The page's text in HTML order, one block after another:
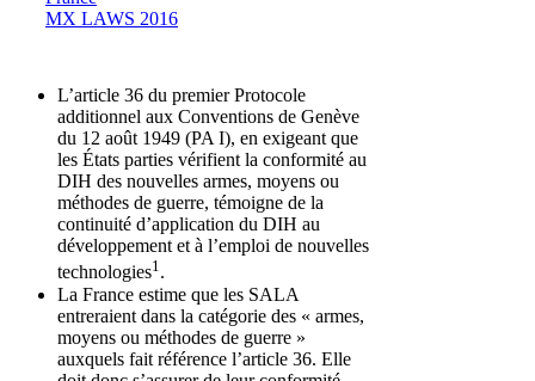
MX LAWS 2016
L’article 36 du premier Protocole
additionnel aux Conventions de Genève
du 12 août 1949 (PA I), en exigeant que
les États parties vérifient la conformité au
DIH des nouvelles armes, moyens ou
méthodes de guerre, témoigne de la
continuité d’application du DIH au
développement et à l’emploi de nouvelles
technologies1.
La France estime que les SALA
entreraient dans la catégorie des « armes,
moyens ou méthodes de guerre »
auxquels fait référence l’article 36. Elle